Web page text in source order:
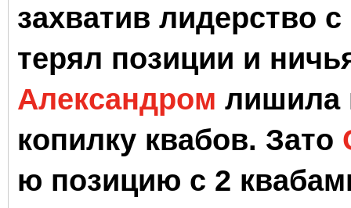
захватив лидерство
терял позиции и
Александром лишила
копилку квабов. Зато
ю позицию с 2